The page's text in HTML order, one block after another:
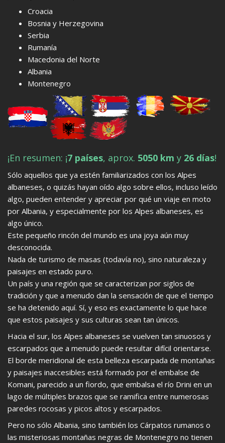
Croacia
Bosnia y Herzegovina
Serbia
Rumanía
Macedonia del Norte
Albania
Montenegro
¡En resumen: ¡7 países, aprox. 5050 km y 26 días!
Sólo aquellos que ya estén familiarizados con los Alpes
albaneses, o quizás hayan oído algo sobre ellos, incluso leído
algo, pueden entender y apreciar por qué un viaje en moto
por Albania, y especialmente por los Alpes albaneses, es
algo único.
Este pequeño rincón del mundo es una joya aún muy
desconocida.
Nada de turismo de masas (todavía no), sino naturaleza y
paisajes en estado puro.
Un país y una región que se caracterizan por siglos de
tradición y que a menudo dan la sensación de que el tiempo
se ha detenido aquí. Sí, y eso es exactamente lo que hace
que estos paisajes y sus culturas sean tan únicos.
Hacia el sur, los Alpes albaneses se vuelven tan sinuosos y
escarpados que a menudo puede resultar difícil orientarse.
El borde meridional de esta belleza escarpada de montañas
y paisajes inaccesibles está formado por el embalse de
Komani, parecido a un fiordo, que embalsa el río Drini en un
lago de múltiples brazos que se ramifica entre numerosas
paredes rocosas y picos altos y escarpados.
Pero no sólo Albania, sino también los Cárpatos rumanos o
las misteriosas montañas negras de Montenegro no tienen